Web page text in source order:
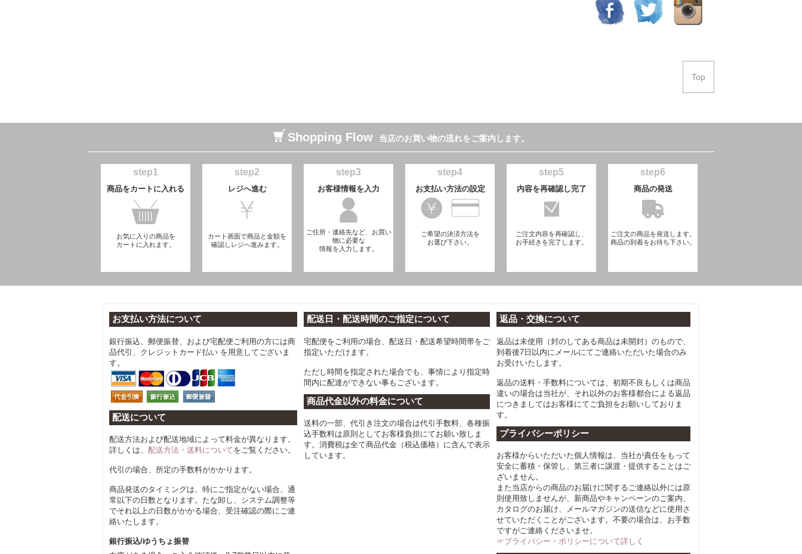
Top
Shopping Flow 当店のお買い物の流れをご案内します。
step1
商品をカートに入れる
お気に入りの商品を
カートに入れます。
step2
レジへ進む
カート画面で商品と金額を
確認しレジへ進みます。
step3
お客様情報を入力
ご住所・連絡先など、お買い
物に必要な
情報を入力します。
step4
お支払い方法の設定
ご希望の決済方法を
お選び下さい。
step5
内容を再確認し完了
ご注文内容を再確認し、
お手続きを完了します。
step6
商品の発送
ご注文の商品を発送します。
商品の到着をお待ち下さい。
お支払い方法について
銀行振込、郵便振替、および宅配便ご利用の方には商
品代引、クレジットカード払い を用意してございま
す。
配送について
配送方法および配送地域によって料金が異なります。
詳しくは、 配送方法・送料についてをご覧ください。
代引の場合、所定の手数料がかかります。
商品発送のタイミングは、特にご指定がない場合、通
常以下の日数となります。たな卸し、システム調整等
でそれ以上の日数がかかる場合、受注確認の際にご連
絡いたします。
銀行振込/ゆうちょ振替
配送日・配送時間のご指定について
宅配便をご利用の場合、配送日・配送希望時間帯をご
指定いただけます。
ただし時間を指定された場合でも、事情により指定時
間内に配達ができない事もございます。
商品代金以外の料金について
送料の一部、代引き注文の場合は代引手数料、各種振
込手数料は原則としてお客様負担にてお願い致しま
す。消費税は全て商品代金（税込価格）に含んで表示
しています。
返品・交換について
返品は未使用（封のしてある商品は未開封）のもので、
到着後7日以内にメールにてご連絡いただいた場合のみ
お受けいたします。
返品の送料・手数料については、初期不良もしくは商品
違いの場合は当社が、それ以外のお客様都合による返品
につきましてはお客様にてご負担をお願いしておりま
す。
プライバシーポリシー
お客様からいただいた個人情報は、当社が責任をもって
安全に蓄積・保管し、第三者に譲渡・提供することはご
ざいません。
また当店からの商品のお届けに関するご連絡以外には原
則使用致しませんが、新商品やキャンペーンのご案内、
カタログのお届け、メールマガジンの送信などに使用さ
せていただくことがございます。不要の場合は、お手数
ですがご連絡くださいませ。
☞プライバシー・ポリシーについて詳しく